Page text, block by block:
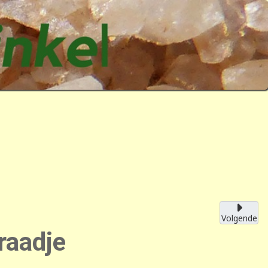
Volgende